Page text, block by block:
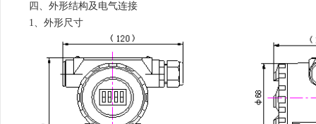
四、外形结构及电气连接
1、外形尺寸